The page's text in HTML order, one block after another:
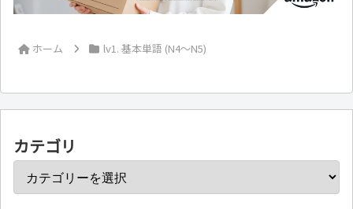
ホーム lv1. 基本単語 (N4～N5)
カテゴリ